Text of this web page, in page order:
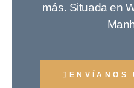
más. Situada en
ENVÍANOS